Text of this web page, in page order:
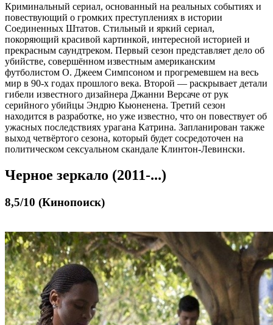
Криминальный сериал, основанный на реальных событиях и
повествующий о громких преступлениях в истории
Соединенных Штатов. Стильный и яркий сериал,
покоряющий красивой картинкой, интересной историей и
прекрасным саундтреком. Первый сезон представляет дело об
убийстве, совершённом известным американским
футболистом О. Джеем Симпсоном и прогремевшем на весь
мир в 90-х годах прошлого века. Второй — раскрывает детали
гибели известного дизайнера Джанни Версаче от рук
серийного убийцы Эндрю Кьюненена. Третий сезон
находится в разработке, но уже известно, что он повествует об
ужасных последствиях урагана Катрина. Запланирован также
выход четвёртого сезона, который будет сосредоточен на
политическом сексуальном скандале Клинтон-Левински.
Черное зеркало (2011-...)
8,5/10 (Кинопоиск)